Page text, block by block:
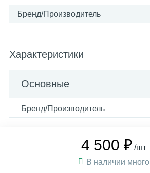
Бренд/Производитель
Характеристики
Основные
Бренд/Производитель
4 500 ₽ /шт
В наличии много